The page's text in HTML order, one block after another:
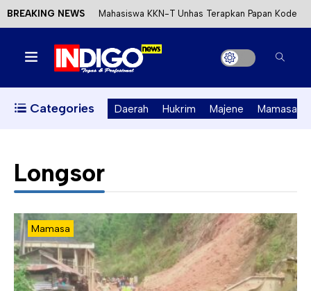
BREAKING NEWS Mahasiswa KKN-T Unhas Terapkan Papan Kode
Etik Wisata di Pantai Lawere Desa Lotang Salo
Satu DPO Pengeroyokan SPBU Tapalang
Ditangkap, Satu Lagi Kabur ke Kalimantan
Kecewa Kapolresta Absen, APPK Mamuju
Categories Daerah Hukrim Majene Mamasa
Longsor
Mamasa